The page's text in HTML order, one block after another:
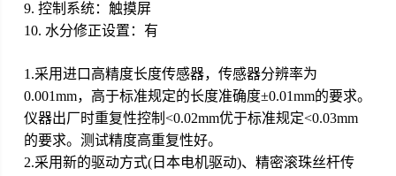
9.控制系统：触摸屏
10. 水分修正设置：有
1.采用进口高精度长度传感器，传感器分辨率为
0.001mm，高于标准规定的长度准确度±0.01mm的要求。
仪器出厂时重复性控制<0.02mm优于标准规定<0.03mm
的要求。测试精度高重复性好。
2.采用新的驱动方式(日本电机驱动)、精密滚珠丝杆传